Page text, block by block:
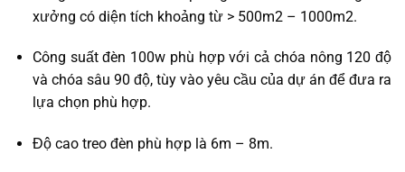
xưởng có diện tích khoảng từ > 500m2 – 1000m2.
Công suất đèn 100w phù hợp với cả chóa nông 120 độ
và chóa sâu 90 độ, tùy vào yêu cầu của dự án để đưa ra
lựa chọn phù hợp.
Độ cao treo đèn phù hợp là 6m – 8m.